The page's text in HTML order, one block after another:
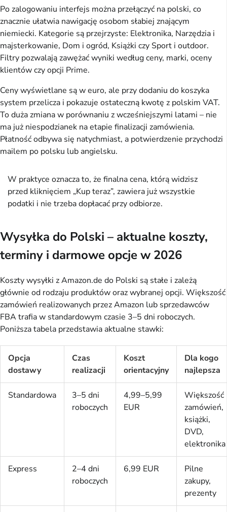
Po zalogowaniu interfejs można przełączyć na polski, co
znacznie ułatwia nawigację osobom słabiej znającym
niemiecki. Kategorie są przejrzyste: Elektronika, Narzędzia i
majsterkowanie, Dom i ogród, Książki czy Sport i outdoor.
Filtry pozwalają zawężać wyniki według ceny, marki, oceny
klientów czy opcji Prime.
Ceny wyświetlane są w euro, ale przy dodaniu do koszyka
system przelicza i pokazuje ostateczną kwotę z polskim VAT.
To duża zmiana w porównaniu z wcześniejszymi latami – nie
ma już niespodzianek na etapie finalizacji zamówienia.
Płatność odbywa się natychmiast, a potwierdzenie przychodzi
mailem po polsku lub angielsku.
W praktyce oznacza to, że finalna cena, którą widzisz
przed kliknięciem „Kup teraz”, zawiera już wszystkie
podatki i nie trzeba dopłacać przy odbiorze.
Wysyłka do Polski – aktualne koszty,
terminy i darmowe opcje w 2026
Koszty wysyłki z Amazon.de do Polski są stałe i zależą
głównie od rodzaju produktów oraz wybranej opcji. Większość
zamówień realizowanych przez Amazon lub sprzedawców
FBA trafia w standardowym czasie 3–5 dni roboczych.
Poniższa tabela przedstawia aktualne stawki:
Opcja
dostawy
Czas
realizacji
Koszt
orientacyjny
Dla kogo
najlepsza
Standardowa
3–5 dni
roboczych
4,99–5,99
EUR
Większość
zamówień,
książki,
DVD,
elektronika
Express
2–4 dni
roboczych
6,99 EUR
Pilne
zakupy,
prezenty